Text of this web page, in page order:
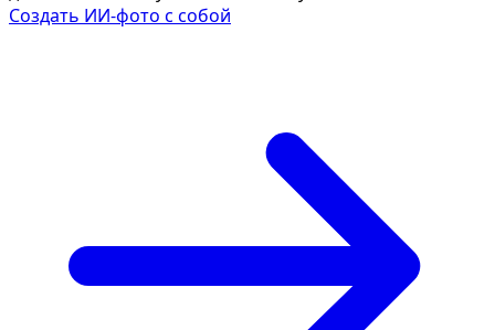
Создать ИИ-фото с собой